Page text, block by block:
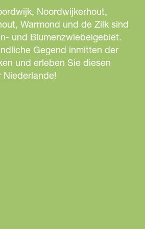
Noordwijkerhout,
Warmond und de Zilk sind
und Blumenzwiebelgebiet.
Gegend inmitten der
und erleben Sie diesen
Niederlande!